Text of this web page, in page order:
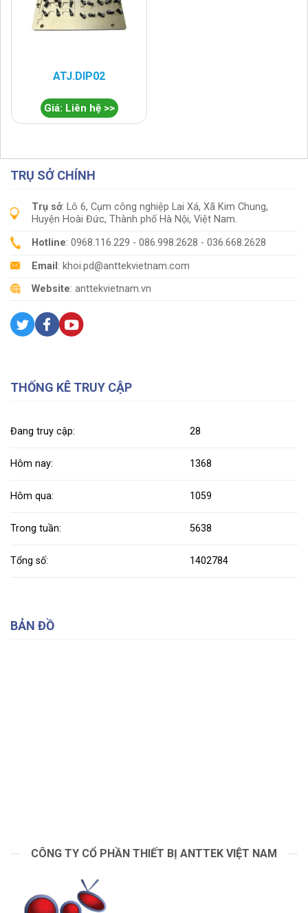
ATJ.DIP02
Giá: Liên hệ >>
TRỤ SỞ CHÍNH
Trụ sở: Lô 6, Cụm công nghiệp Lai Xá, Xã Kim Chung,
Huyện Hoài Đức, Thành phố Hà Nội, Việt Nam.
Hotline: 0968.116.229 - 086.998.2628 - 036.668.2628
Email : khoi.pd@anttekvietnam.com
Website: anttekvietnam.vn
THỐNG KÊ TRUY CẬP
Đang truy cập: 28
Hôm nay: 1368
Hôm qua: 1059
Trong tuần: 5638
Tổng số: 1402784
BẢN ĐỒ
CÔNG TY CỔ PHẦN THIẾT BỊ ANTTEK VIỆT NAM